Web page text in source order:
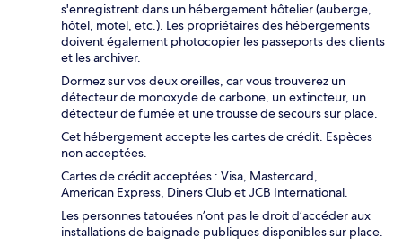
s'enregistrent dans un hébergement hôtelier (auberge,
hôtel, motel, etc.). Les propriétaires des hébergements
doivent également photocopier les passeports des clients
et les archiver.
Dormez sur vos deux oreilles, car vous trouverez un
détecteur de monoxyde de carbone, un extincteur, un
détecteur de fumée et une trousse de secours sur place.
Cet hébergement accepte les cartes de crédit. Espèces
non acceptées.
Cartes de crédit acceptées : Visa, Mastercard,
American Express, Diners Club et JCB International.
Les personnes tatouées n’ont pas le droit d’accéder aux
installations de baignade publiques disponibles sur place.